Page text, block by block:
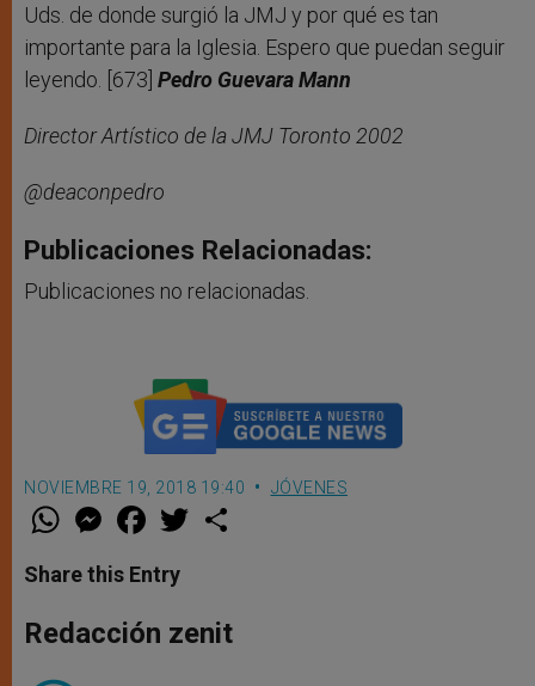
Uds. de donde surgió la JMJ y por qué es tan
importante para la Iglesia. Espero que puedan seguir
leyendo. [673] Pedro Guevara Mann
Director Artístico de la JMJ Toronto 2002
@deaconpedro
Publicaciones Relacionadas:
Publicaciones no relacionadas.
NOVIEMBRE 19, 2018 19:40 JÓVENES
W
t
s
p
p
M
e
s
e
g
e
F
a
e
b
o
k
w
r
Share this Entry
Redacción zenit